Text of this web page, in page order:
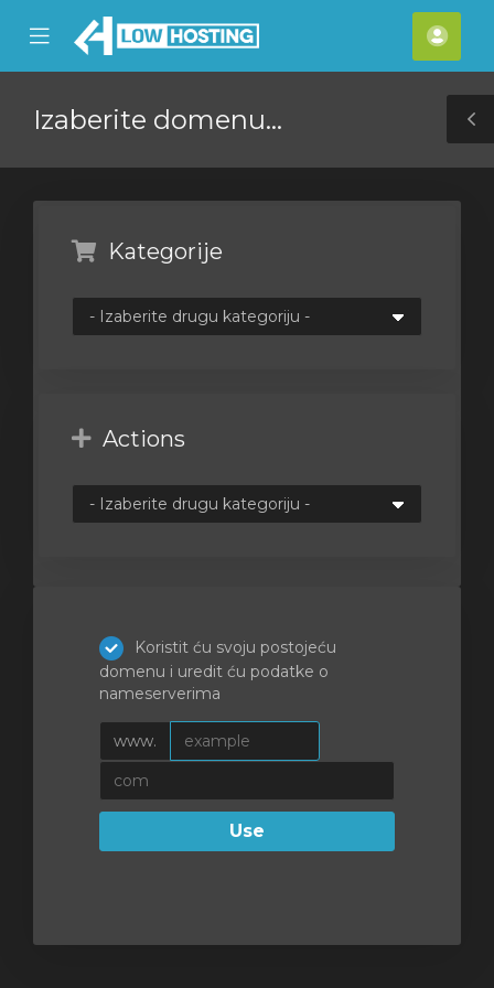
Mobile
Menu
Izaberite domenu...
Kategorije
Actions
Koristit ću svoju postojeću
domenu i uredit ću podatke o
nameserverima
www.
Use